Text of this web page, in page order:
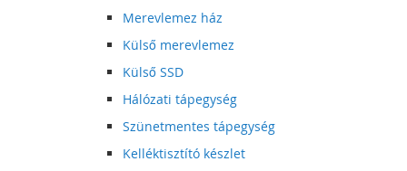
Merevlemez ház
Külső merevlemez
Külső SSD
Hálózati tápegység
Szünetmentes tápegység
Kelléktisztító készlet